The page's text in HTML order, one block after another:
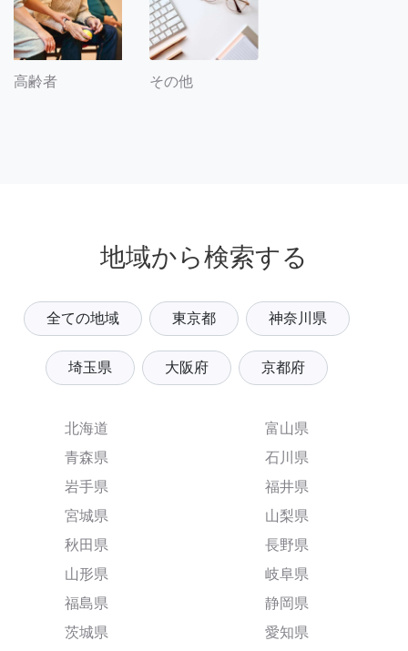
高齢者 その他
地域から検索する
全ての地域 東京都 神奈川県
埼玉県 大阪府 京都府
北海道
青森県
岩手県
宮城県
秋田県
山形県
福島県
茨城県
富山県
石川県
福井県
山梨県
長野県
岐阜県
静岡県
愛知県